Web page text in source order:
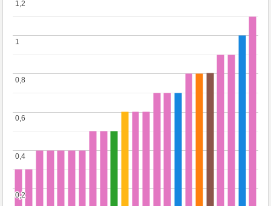
0,2
0,2
0,4
0,4
0,6
0,6
0,8
0,8
1
1
1,2
1,2